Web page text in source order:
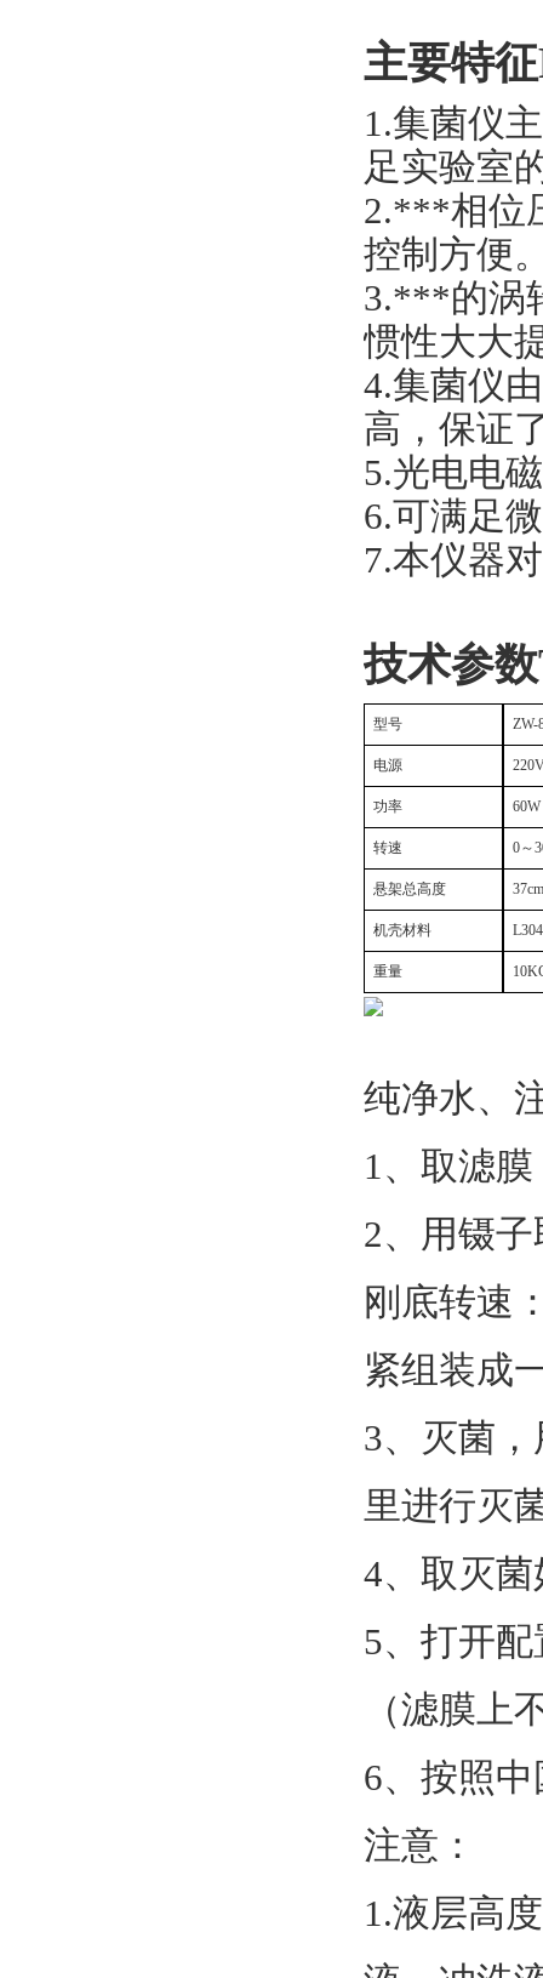
主要特
1.集菌仪
足实验室
2.***相位
控制方便
3.***的涡
惯性大大
4.集菌仪
高，保证
5.光电电
6.可满足
7.本仪器
技术参
型号 ZW-
电源
功率 60W
转速 0～
悬架总高度 37cm
机壳材料
重量
纯净水、
1、取滤
2、用镊
刚底转速
紧组装成
3、灭菌
里进行灭
4、取灭
5、打开
（滤膜上
6、按照
注意：
1.液层高